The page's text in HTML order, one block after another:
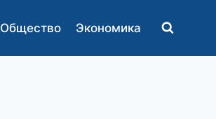
Общество Экономика